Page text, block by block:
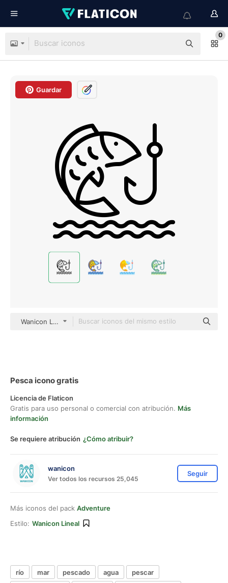
0
Guardar
Wanicon Lineal
Pesca icono gratis
Licencia de Flaticon
Gratis para uso personal o comercial con atribución. Más
información
Se requiere atribución ¿Cómo atribuir?
wanicon
Ver todos los recursos 25,045
Seguir
Más iconos del pack Adventure
Estilo: Wanicon Lineal
río mar pescado agua
pescar